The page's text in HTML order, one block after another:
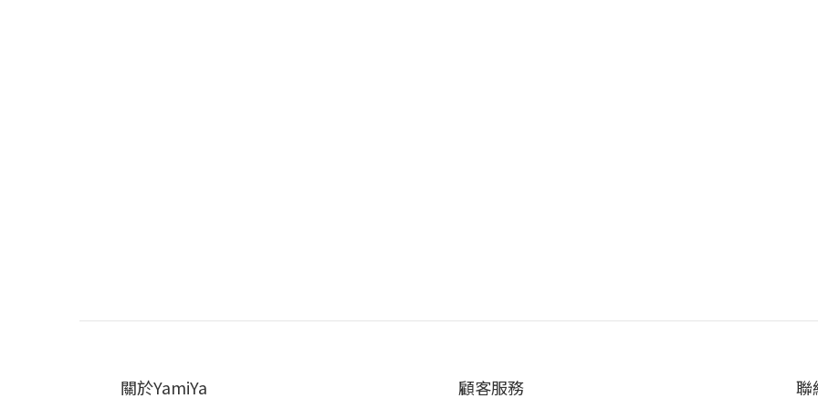
關於YamiYa 顧客服務 聯